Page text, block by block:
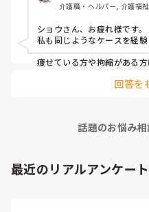
介護職・ヘルパー, 介護福
護
ショウさん、お疲れ様です。
私も同じようなケースを経験
痩せている方や拘縮がある
か、陰部にきちんとフィッ
それでも漏れが続く場合は
検討したり、メーカーを変
回答を
話題のお悩み
最近のリアルアンケート